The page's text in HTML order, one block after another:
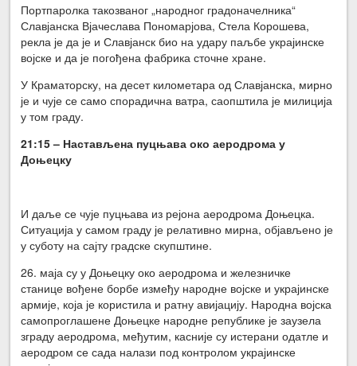
Портпаролка такозваног „народног градоначелника“
Славјанска Вјачеслава Пономарјова, Стела Корошева,
рекла је да је и Славјанск био на удару паљбе украјинске
војске и да је погођена фабрика сточне хране.
У Краматорску, на десет километара од Славјанска, мирно
је и чује се само спорадична ватра, саопштила је милиција
у том граду.
21:15 – Настављена пуцњава око аеродрома у
Доњецку
И даље се чује пуцњава из рејона аеродрома Доњецка.
Ситуација у самом граду је релативно мирна, објављено је
у суботу на сајту градске скупштине.
26. маја су у Доњецку око аеродрома и железничке
станице вођене борбе између народне војске и украјинске
армије, која је користила и ратну авијацију. Народна војска
самопроглашене Доњецке народне републике је заузела
зграду аеродрома, међутим, касније су истерани одатле и
аеродром се сада налази под контролом украјинске